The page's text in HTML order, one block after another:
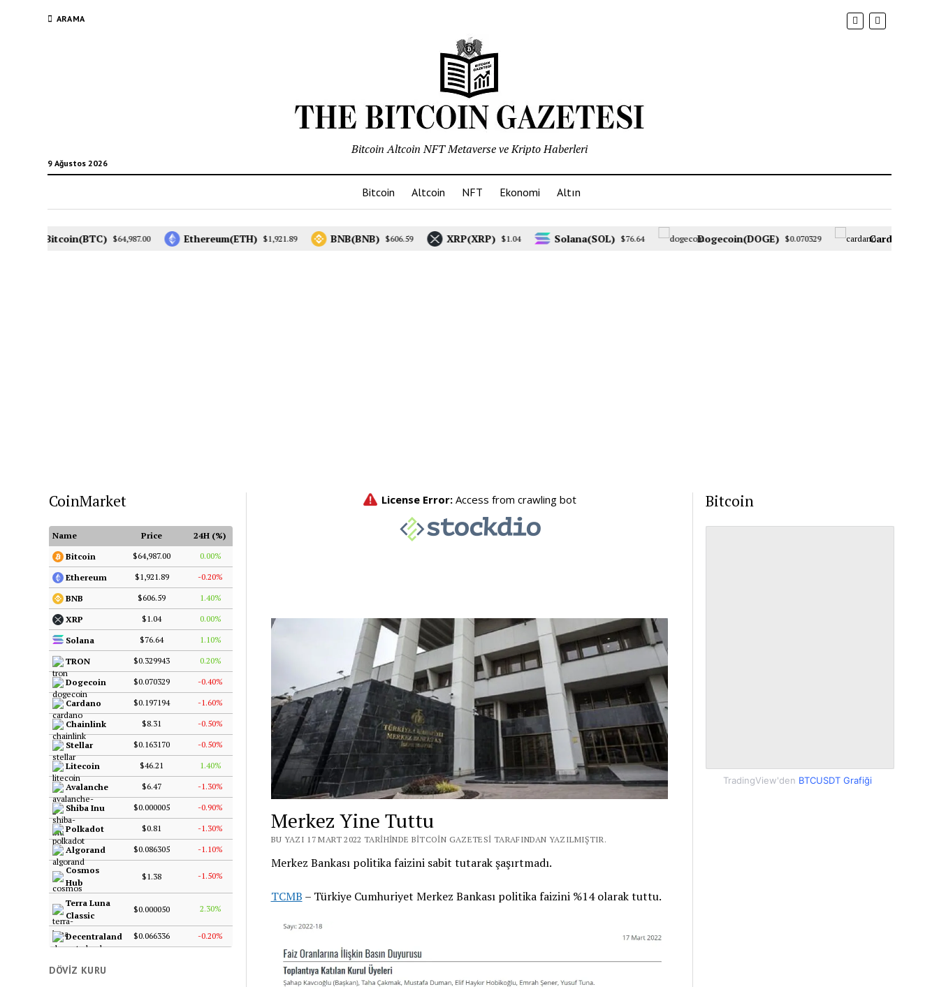
ARAMA
9 Ağustos 2026
Bitcoin Altcoin NFT Metaverse ve Kripto Haberleri
Bitcoin Altcoin NFT Ekonomi Altın
Bitcoin(BTC) $64,987.00 Ethereum(ETH) $1,921.89 BNB(BNB) $606.59 XRP(XRP) $1.04 Solana(SOL) $76.64 Dogecoin(DOGE) $0.070329 Cardano(ADA)
CoinMarket
Name Price
24H (%)
Bitcoin
$64,987.00 0.00%
Ethereum $1,921.89 -0.20%
BNB $606.59 1.40%
XRP $1.04 0.00%
Solana $76.64 1.10%
TRON $0.329943 0.20%
Dogecoin $0.070329 -0.40%
Cardano $0.197194 -1.60%
Chainlink $8.31 -0.50%
Stellar $0.163170 -0.50%
Litecoin $46.21 1.40%
Avalanche $6.47 -1.30%
Shiba Inu $0.000005 -0.90%
Polkadot $0.81 -1.30%
Algorand $0.086305
-1.10%
Cosmos
Hub
$1.38 -1.50%
Terra Luna
Classic
$0.000050 2.30%
Decentraland $0.066336 -0.20%
DÖVIZ KURU
Merkez Yine Tuttu
BU YAZI 17 MART 2022 TARIHINDE BITCOIN GAZETESI TARAFINDAN YAZILMIŞTIR.
Merkez Bankası politika faizini sabit tutarak şaşırtmadı.
TCMB – Türkiye Cumhuriyet Merkez Bankası politika faizini %14 olarak tuttu.
Bitcoin
TradingView'den BTCUSDT Grafiği